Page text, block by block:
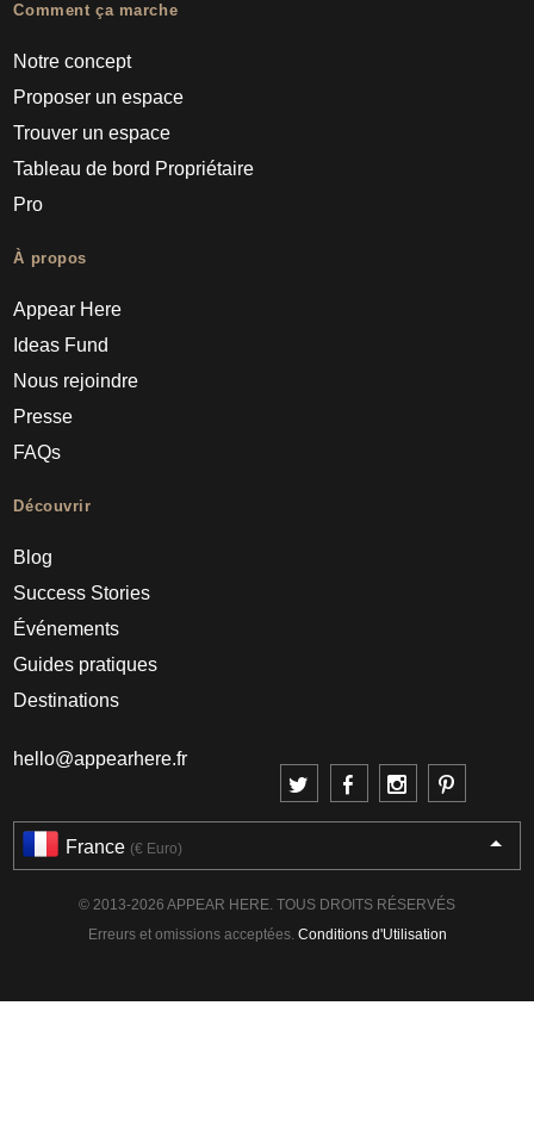
Comment ça marche
Notre concept
Proposer un espace
Trouver un espace
Tableau de bord Propriétaire
Pro
À propos
Appear Here
Ideas Fund
Nous rejoindre
Presse
FAQs
Découvrir
Blog
Success Stories
Événements
Guides pratiques
Destinations
hello@appearhere.fr
France (€ Euro)
© 2013-2026 APPEAR HERE. TOUS DROITS RÉSERVÉS
Erreurs et omissions acceptées. Conditions d'Utilisation